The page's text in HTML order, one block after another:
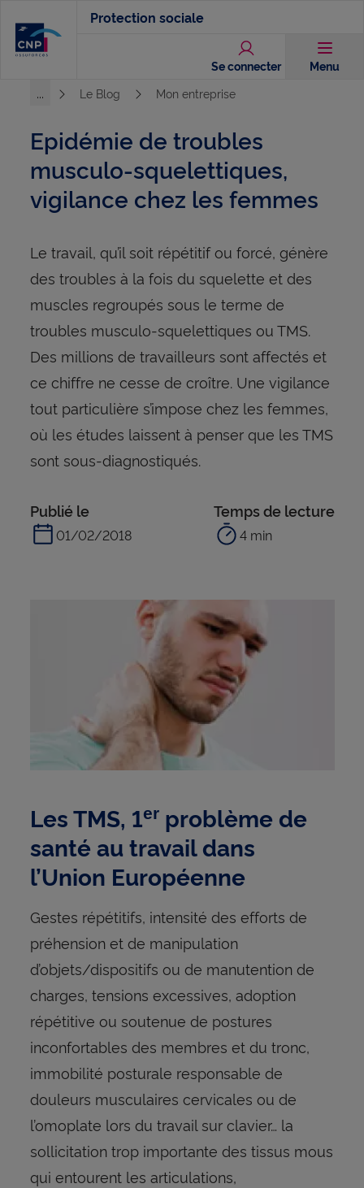
contenu
Protection sociale
Se connecter Menu
...
Le Blog Mon entreprise
Epidémie de troubles
musculo-squelettiques,
vigilance chez les femmes
Le travail, qu’il soit répétitif ou forcé, génère
des troubles à la fois du squelette et des
muscles regroupés sous le terme de
troubles musculo-squelettiques ou TMS.
Des millions de travailleurs sont affectés et
ce chiffre ne cesse de croître. Une vigilance
tout particulière s’impose chez les femmes,
où les études laissent à penser que les TMS
sont sous-diagnostiqués.
Publié le
01/02/2018
Temps de lecture
4 min
Les TMS, 1erproblème de
santé au travail dans
l’Union Européenne
Gestes répétitifs, intensité des efforts de
préhension et de manipulation
d’objets/dispositifs ou de manutention de
charges, tensions excessives, adoption
répétitive ou soutenue de postures
inconfortables des membres et du tronc,
immobilité posturale responsable de
douleurs musculaires cervicales ou de
l’omoplate lors du travail sur clavier… la
sollicitation trop importante des tissus mous
qui entourent les articulations,